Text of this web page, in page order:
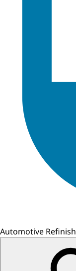
Automotive Refinish